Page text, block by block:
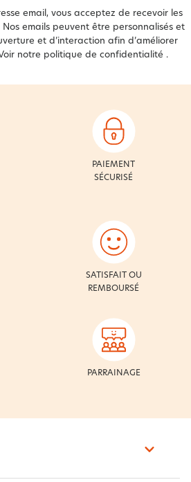
email, vous acceptez de recevoir les
emails peuvent être personnalisés et
et d’interaction afin d’améliorer
notre politique de confidentialité .
PAIEMENT
SÉCURISÉ
SATISFAIT OU
REMBOURSÉ
PARRAINAGE